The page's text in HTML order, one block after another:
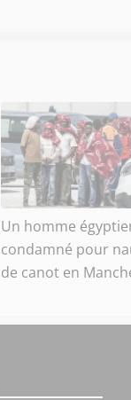
Un homme
condamné pour
de canot en